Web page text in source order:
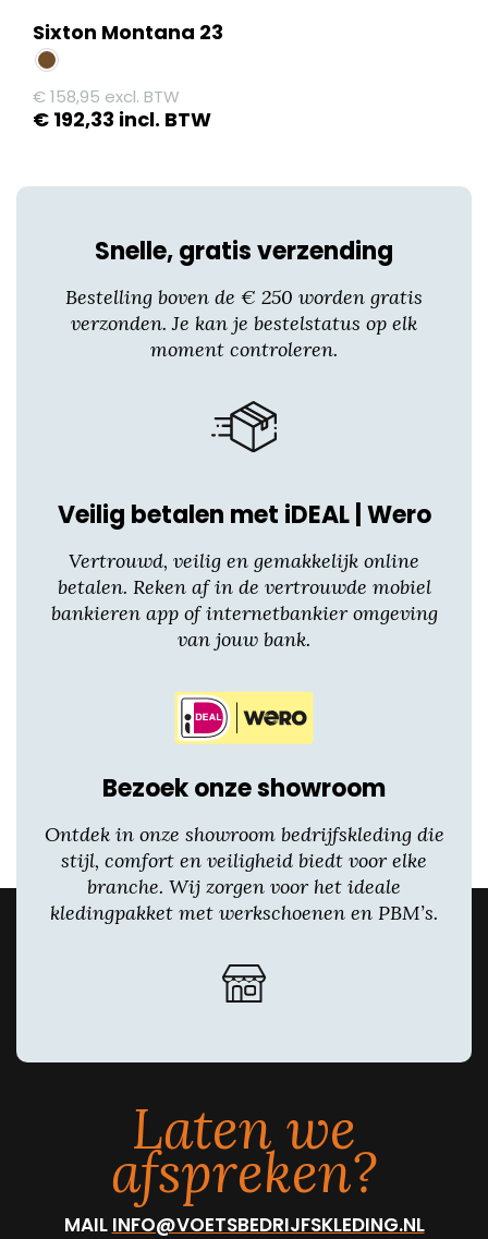
Sixton Montana 23
€158,95 excl. BTW
€ 192,33 incl. BTW
variaties.
optie
Snelle, gratis verzending
Bestelling boven de € 250 worden gratis
verzonden. Je kan je bestelstatus op elk
moment controleren.
Veilig betalen met iDEAL | Wero
Vertrouwd, veilig en gemakkelijk online
betalen. Reken af in de vertrouwde mobiel
bankieren app of internetbankier omgeving
van jouw bank.
Bezoek onze showroom
Ontdek in onze showroom bedrijfskleding die
stijl, comfort en veiligheid biedt voor elke
branche. Wij zorgen voor het ideale
kledingpakket met werkschoenen en PBM’s.
Laten we
afspreken?
MAIL INFO@VOETSBEDRIJFSKLEDING.NL